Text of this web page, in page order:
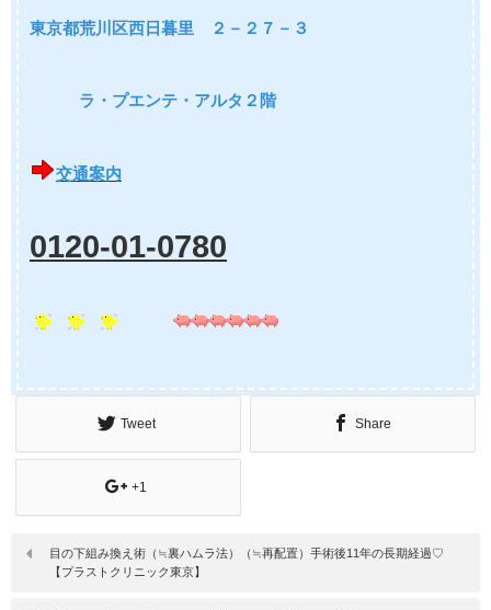
東京都荒川区西日暮里 ２－２７－３
ラ・プエンテ・アルタ２階
交通案内
0120-01-0780
Tweet Share
+1
目の下組み換え術（≒裏ハムラ法）（≒再配置）手術後11年の長期経過♡
【プラストクリニック東京】